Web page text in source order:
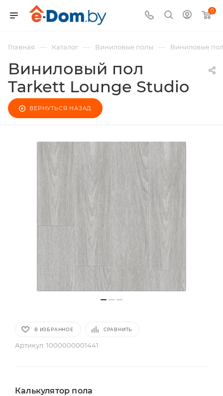
0
Главная — Каталог — Виниловые полы — Виниловые
Виниловый пол
Tarkett Lounge Studio
ВЕРНУТЬСЯ НАЗАД
В ИЗБРАННОЕ СРАВНИТЬ
Артикул: 1000000001441
Калькулятор пола